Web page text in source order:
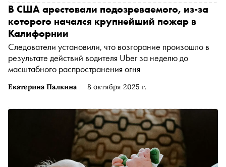
Екатерина Палкина 8 октября 2025 г.
В США арестовали подозреваемого, из-за
которого начался крупнейший пожар в
Калифорнии
Следователи установили, что возгорание произошло в
результате действий водителя Uber за неделю до
масштабного распространения огня